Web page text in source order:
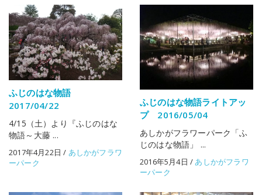
ふじのはな物語
2017/04/22
4/15（土）より『ふじのはな
物語～大藤 ...
2017年4月22日 / あしかがフラワ
ーパーク
ふじのはな物語ライトアッ
プ 2016/05/04
あしかがフラワーパーク「ふ
じのはな物語」 ...
2016年5月4日 /あしかがフラワ
ーパーク